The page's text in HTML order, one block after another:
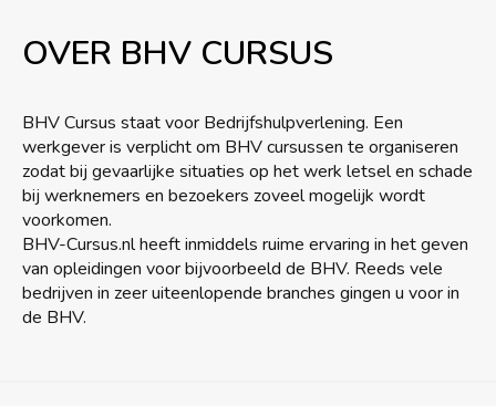
OVER BHV CURSUS
BHV Cursus staat voor Bedrijfshulpverlening. Een
werkgever is verplicht om BHV cursussen te organiseren
zodat bij gevaarlijke situaties op het werk letsel en schade
bij werknemers en bezoekers zoveel mogelijk wordt
voorkomen.
BHV-Cursus.nl heeft inmiddels ruime ervaring in het geven
van opleidingen voor bijvoorbeeld de BHV. Reeds vele
bedrijven in zeer uiteenlopende branches gingen u voor in
de BHV.